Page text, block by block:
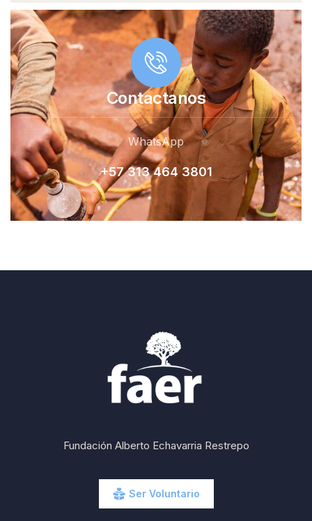
Contactanos
WhatsApp
+57 313 464 3801
Fundación Alberto Echavarria Restrepo
Ser Voluntario